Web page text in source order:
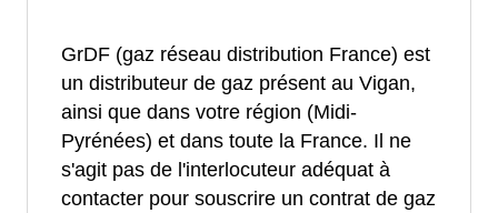
GrDF (gaz réseau distribution France) est
un distributeur de gaz présent au Vigan,
ainsi que dans votre région (Midi-
Pyrénées) et dans toute la France. Il ne
s'agit pas de l'interlocuteur adéquat à
contacter pour souscrire un contrat de gaz